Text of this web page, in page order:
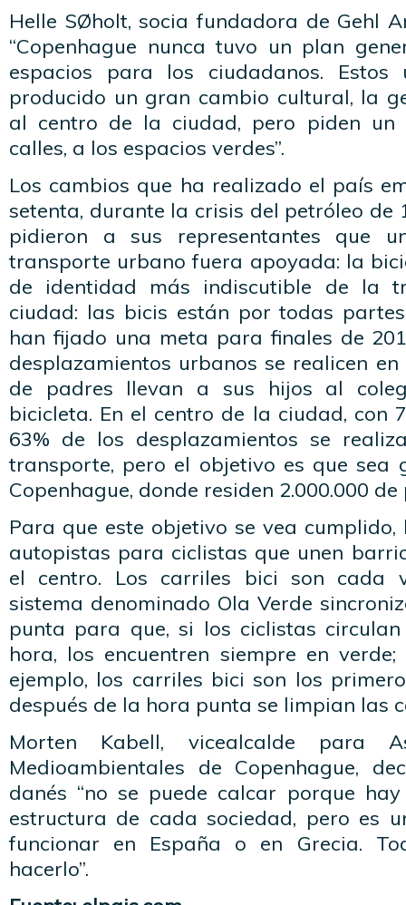
Helle SØholt, socia fundadora de Gehl
“Copenhague nunca tuvo un plan
espacios para los ciudadanos.
producido un gran cambio cultural, la
al centro de la ciudad, pero piden un
calles, a los espacios verdes”.
Los cambios que ha realizado el país
setenta, durante la crisis del petróleo de
pidieron a sus representantes que
transporte urbano fuera apoyada: la
de identidad más indiscutible de la
ciudad: las bicis están por todas
han fijado una meta para finales de
desplazamientos urbanos se realicen en
de padres llevan a sus hijos al
bicicleta. En el centro de la ciudad, con
63% de los desplazamientos se
transporte, pero el objetivo es que sea
Copenhague, donde residen 2.000.000 de
Para que este objetivo se vea
autopistas para ciclistas que unen
el centro. Los carriles bici son cada
sistema denominado Ola Verde
punta para que, si los ciclistas
hora, los encuentren siempre en
ejemplo, los carriles bici son los
después de la hora punta se limpian las
Morten Kabell, vicealcalde para
Medioambientales de Copenhague,
danés “no se puede calcar porque
estructura de cada sociedad, pero es
funcionar en España o en Grecia.
hacerlo”.